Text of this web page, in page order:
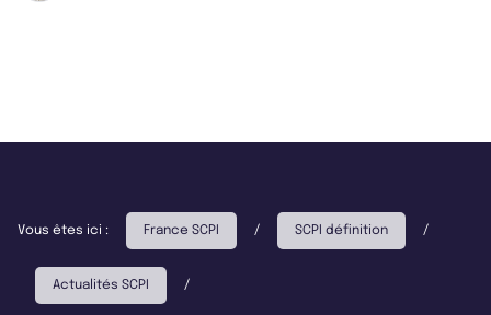
Vous êtes ici : France SCPI / SCPI définition /
Actualités SCPI /